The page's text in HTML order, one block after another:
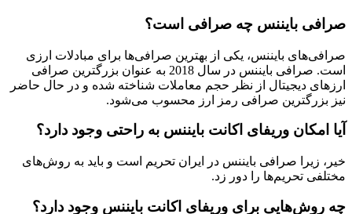
صرافی بایننس چه صرافی است؟
صرافی‌های بایننس، یکی از بهترین صرافی‌ها برای مبادلات ارزی
است. صرافی بایننس در سال 2018 به عنوان بزرگترین صرافی
ارزهای دیجیتال از نظر حجم معاملات شناخته شده و در حال حاضر
نیز بزرگترین صرافی رمز ارز محسوب می‌شود.
آیا امکان وریفای اکانت بایننس به راحتی وجود دارد؟
خیر، زیرا صرافی بایننس در ایران تحریم است و باید به روش‌های
مختلفی تحریم‌ها را دور زد.
چه روش‌هایی برای وریفای اکانت بایننس وجود دارد؟